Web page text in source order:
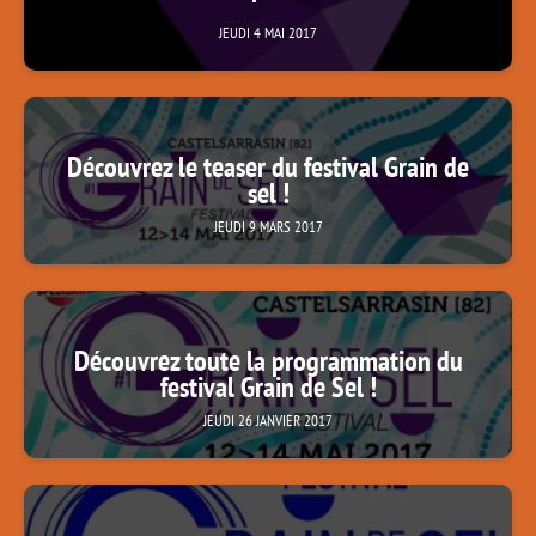
JEUDI 4 MAI 2017
Découvrez le teaser du festival Grain de
sel !
JEUDI 9 MARS 2017
Découvrez toute la programmation du
festival Grain de Sel !
JEUDI 26 JANVIER 2017